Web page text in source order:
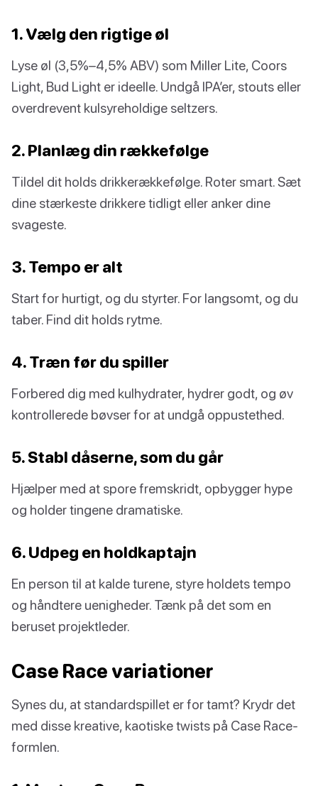
1. Vælg den rigtige øl
Lyse øl (3,5%–4,5% ABV) som Miller Lite, Coors
Light, Bud Light er ideelle. Undgå IPA’er, stouts eller
overdrevent kulsyreholdige seltzers.
2. Planlæg din rækkefølge
Tildel dit holds drikkerækkefølge. Roter smart. Sæt
dine stærkeste drikkere tidligt eller anker dine
svageste.
3. Tempo er alt
Start for hurtigt, og du styrter. For langsomt, og du
taber. Find dit holds rytme.
4. Træn før du spiller
Forbered dig med kulhydrater, hydrer godt, og øv
kontrollerede bøvser for at undgå oppustethed.
5. Stabl dåserne, som du går
Hjælper med at spore fremskridt, opbygger hype
og holder tingene dramatiske.
6. Udpeg en holdkaptajn
En person til at kalde turene, styre holdets tempo
og håndtere uenigheder. Tænk på det som en
beruset projektleder.
Case Race variationer
Synes du, at standardspillet er for tamt? Krydr det
med disse kreative, kaotiske twists på Case Race-
formlen.